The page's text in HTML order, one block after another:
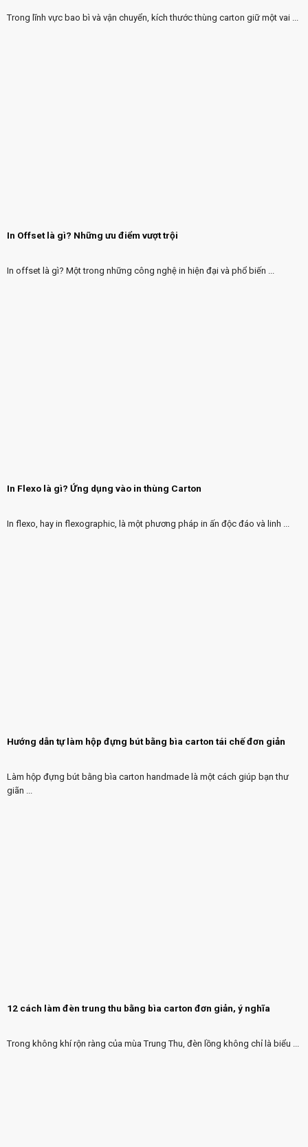
Trong lĩnh vực bao bì và vận chuyển, kích thước thùng carton giữ một vai ...
In Offset là gì? Những ưu điểm vượt trội
In offset là gì? Một trong những công nghệ in hiện đại và phổ biến ...
In Flexo là gì? Ứng dụng vào in thùng Carton
In flexo, hay in flexographic, là một phương pháp in ấn độc đáo và linh ...
Hướng dẫn tự làm hộp đựng bút bằng bìa carton tái chế đơn giản
Làm hộp đựng bút bằng bìa carton handmade là một cách giúp bạn thư
giãn ...
12 cách làm đèn trung thu bằng bìa carton đơn giản, ý nghĩa
Trong không khí rộn ràng của mùa Trung Thu, đèn lồng không chỉ là biểu ...